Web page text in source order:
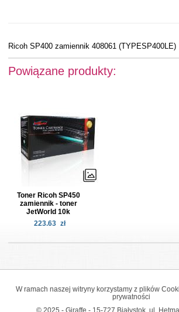
Ricoh SP400 zamiennik 408061 (TYPESP400LE)
Powiązane produkty:
Toner Ricoh SP450
zamiennik - toner
JetWorld 10k
223.63 zł
W ramach naszej witryny korzystamy z plików
prywatności
© 2025 - Giraffe - 15-727 Białystok, ul.